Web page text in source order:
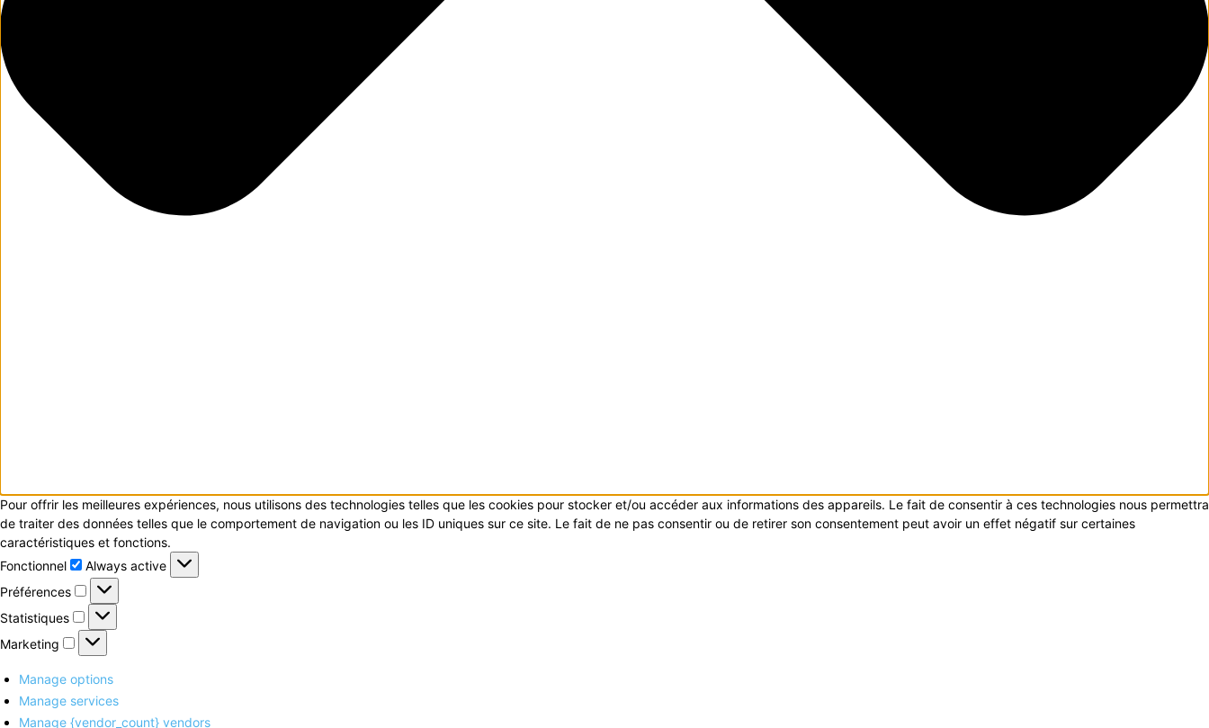
Pour offrir les meilleures expériences, nous utilisons des technologies telles que les cookies pour stocker et/ou accéder aux informations des appareils. Le fait de consentir à ces technologies nous permettra
de traiter des données telles que le comportement de navigation ou les ID uniques sur ce site. Le fait de ne pas consentir ou de retirer son consentement peut avoir un effet négatif sur certaines
caractéristiques et fonctions.
Fonctionnel
Fonctionnel
Always active
Préférences
Préférences
Statistiques
Statistiques
Marketing
Marketing
Manage options
Manage services
Manage {vendor_count} vendors